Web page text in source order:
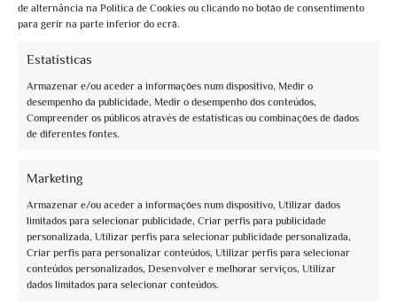
de alternância na Política de Cookies ou clicando no botão de consentimento
para gerir na parte inferior do ecrã.
Estatísticas
Armazenar e/ou aceder a informações num dispositivo, Medir o
desempenho da publicidade, Medir o desempenho dos conteúdos,
Compreender os públicos através de estatísticas ou combinações de dados
de diferentes fontes.
Marketing
Armazenar e/ou aceder a informações num dispositivo, Utilizar dados
limitados para selecionar publicidade, Criar perfis para publicidade
personalizada, Utilizar perfis para selecionar publicidade personalizada,
Criar perfis para personalizar conteúdos, Utilizar perfis para selecionar
conteúdos personalizados, Desenvolver e melhorar serviços, Utilizar
dados limitados para selecionar conteúdos.
info@assoguide.it
Receba atualizações e muito mais
Inscreva-se para a newsletter gratuita e mantenha-se atualizado